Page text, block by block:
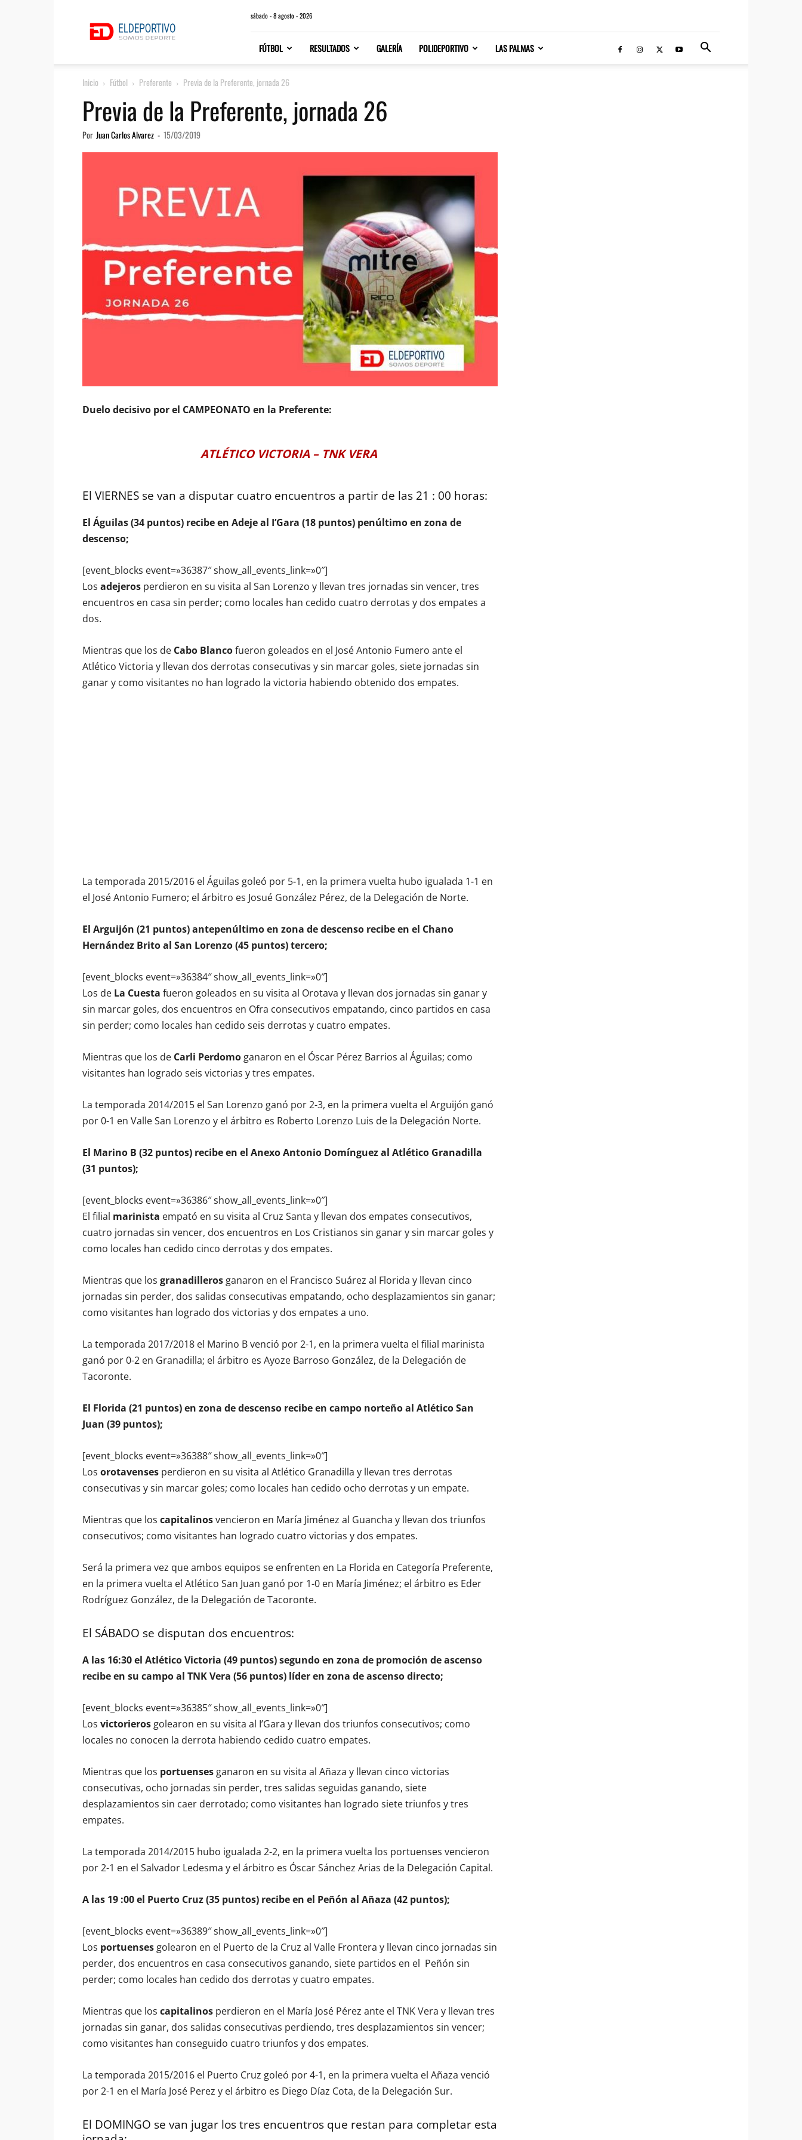
sábado - 8 agosto - 2026
FÚTBOL RESULTADOS GALERÍA POLIDEPORTIVO LAS PALMAS
Inicio Fútbol Preferente Previa de la Preferente, jornada 26
Previa de la Preferente, jornada 26
Por Juan Carlos Alvarez - 15/03/2019
Duelo decisivo por el CAMPEONATO en la Preferente:
ATLÉTICO VICTORIA – TNK VERA
El VIERNES se van a disputar cuatro encuentros a partir de las 21 : 00 horas:
El Águilas (34 puntos) recibe en Adeje al I’Gara (18 puntos) penúltimo en zona de
descenso;
[event_blocks event=»36387″ show_all_events_link=»0″]
Los adejeros perdieron en su visita al San Lorenzo y llevan tres jornadas sin vencer, tres
encuentros en casa sin perder; como locales han cedido cuatro derrotas y dos empates a
dos.
Mientras que los de Cabo Blancofueron goleados en el José Antonio Fumero ante el
Atlético Victoria y llevan dos derrotas consecutivas y sin marcar goles, siete jornadas sin
ganar y como visitantes no han logrado la victoria habiendo obtenido dos empates.
La temporada 2015/2016 el Águilas goleó por 5-1, en la primera vuelta hubo igualada 1-1 en
el José Antonio Fumero; el árbitro es Josué González Pérez, de la Delegación de Norte.
El Arguijón (21 puntos) antepenúltimo en zona de descenso recibe en el Chano
Hernández Brito al San Lorenzo (45 puntos) tercero;
[event_blocks event=»36384″ show_all_events_link=»0″]
Los de La Cuesta fueron goleados en su visita al Orotava y llevan dos jornadas sin ganar y
sin marcar goles, dos encuentros en Ofra consecutivos empatando, cinco partidos en casa
sin perder; como locales han cedido seis derrotas y cuatro empates.
Mientras que los de Carli Perdomo ganaron en el Óscar Pérez Barrios al Águilas; como
visitantes han logrado seis victorias y tres empates.
La temporada 2014/2015 el San Lorenzo ganó por 2-3, en la primera vuelta el Arguijón ganó
por 0-1 en Valle San Lorenzo y el árbitro es Roberto Lorenzo Luis de la Delegación Norte.
El Marino B (32 puntos) recibe en el Anexo Antonio Domínguez al Atlético Granadilla
(31 puntos);
[event_blocks event=»36386″ show_all_events_link=»0″]
El filial marinista empató en su visita al Cruz Santa y llevan dos empates consecutivos,
cuatro jornadas sin vencer, dos encuentros en Los Cristianos sin ganar y sin marcar goles y
como locales han cedido cinco derrotas y dos empates.
Mientras que los granadilleros ganaron en el Francisco Suárez al Florida y llevan cinco
jornadas sin perder, dos salidas consecutivas empatando, ocho desplazamientos sin ganar;
como visitantes han logrado dos victorias y dos empates a uno.
La temporada 2017/2018 el Marino B venció por 2-1, en la primera vuelta el filial marinista
ganó por 0-2 en Granadilla; el árbitro es Ayoze Barroso González, de la Delegación de
Tacoronte.
El Florida (21 puntos) en zona de descenso recibe en campo norteño al Atlético San
Juan (39 puntos);
[event_blocks event=»36388″ show_all_events_link=»0″]
Los orotavenses perdieron en su visita al Atlético Granadilla y llevan tres derrotas
consecutivas y sin marcar goles; como locales han cedido ocho derrotas y un empate.
Mientras que los capitalinosvencieron en María Jiménez al Guancha y llevan dos triunfos
consecutivos; como visitantes han logrado cuatro victorias y dos empates.
Será la primera vez que ambos equipos se enfrenten en La Florida en Categoría Preferente,
en la primera vuelta el Atlético San Juan ganó por 1-0 en María Jiménez; el árbitro es Eder
Rodríguez González, de la Delegación de Tacoronte.
El SÁBADO se disputan dos encuentros:
A las 16:30 el Atlético Victoria (49 puntos) segundo en zona de promoción de ascenso
recibe en su campo al TNK Vera (56 puntos) líder en zona de ascenso directo;
[event_blocks event=»36385″ show_all_events_link=»0″]
Los victorieros golearon en su visita al I’Gara y llevan dos triunfos consecutivos; como
locales no conocen la derrota habiendo cedido cuatro empates.
Mientras que los portuenses ganaron en su visita al Añaza y llevan cinco victorias
consecutivas, ocho jornadas sin perder, tres salidas seguidas ganando, siete
desplazamientos sin caer derrotado; como visitantes han logrado siete triunfos y tres
empates.
La temporada 2014/2015 hubo igualada 2-2, en la primera vuelta los portuenses vencieron
por 2-1 en el Salvador Ledesma y el árbitro es Óscar Sánchez Arias de la Delegación Capital.
A las 19 :00 el Puerto Cruz (35 puntos) recibe en el Peñón al Añaza (42 puntos);
[event_blocks event=»36389″ show_all_events_link=»0″]
Los portuenses golearon en el Puerto de la Cruz al Valle Frontera y llevan cinco jornadas sin
perder, dos encuentros en casa consecutivos ganando, siete partidos en el Peñón sin
perder; como locales han cedido dos derrotas y cuatro empates.
Mientras que los capitalinos perdieron en el María José Pérez ante el TNK Vera y llevan tres
jornadas sin ganar, dos salidas consecutivas perdiendo, tres desplazamientos sin vencer;
como visitantes han conseguido cuatro triunfos y dos empates.
La temporada 2015/2016 el Puerto Cruz goleó por 4-1, en la primera vuelta el Añaza venció
por 2-1 en el María José Perez y el árbitro es Diego Díaz Cota, de la Delegación Sur.
El DOMINGO se van jugar los tres encuentros que restan para completar esta